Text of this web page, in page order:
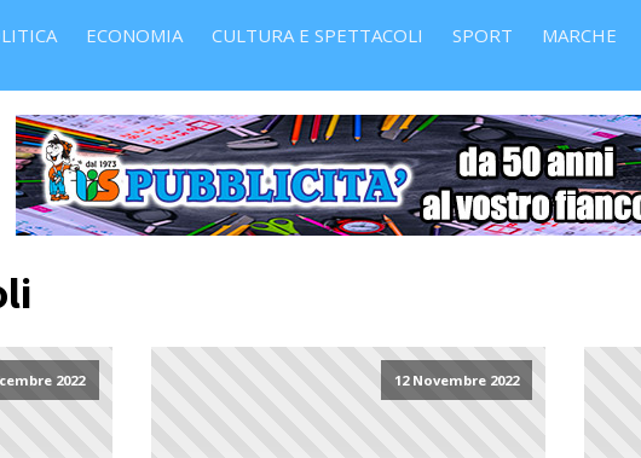
ECONOMIA CULTURA E SPETTACOLI SPORT MARCHE
2022 12 Novembre 2022